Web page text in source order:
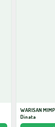
WARISAN
Dinata